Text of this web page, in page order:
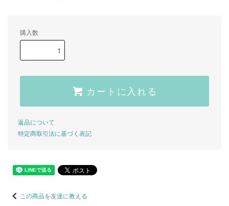
購入数
カートに入れる
返品について
特定商取引法に基づく表記
この商品を友達に教える